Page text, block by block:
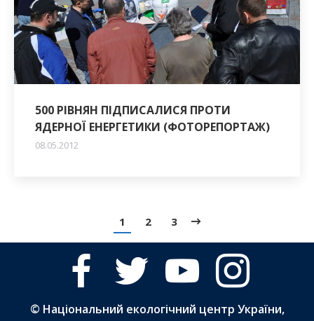
500 РІВНЯН ПІДПИСАЛИСЯ ПРОТИ
ЯДЕРНОЇ ЕНЕРГЕТИКИ (ФОТОРЕПОРТАЖ)
08.05.2012
1 2 3
facebook twitter youtube instagram
© Національний екологічний центр України,